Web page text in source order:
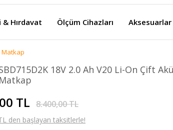
Hırdavat Ölçüm Cihazları Aksesuarlar
Matkap
18V 2.0 Ah V20 Li-On Çift
TL 8.400,00 TL
den başlayan taksitlerle!